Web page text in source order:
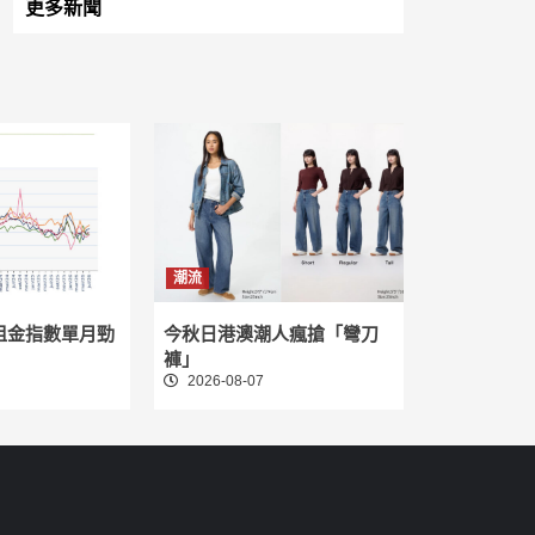
更多新聞
金指數單月勁
潮流
今秋日港澳潮人瘋搶「彎刀
褲」
2026-08-07